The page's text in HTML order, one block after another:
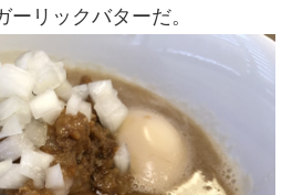
リックバターだ。